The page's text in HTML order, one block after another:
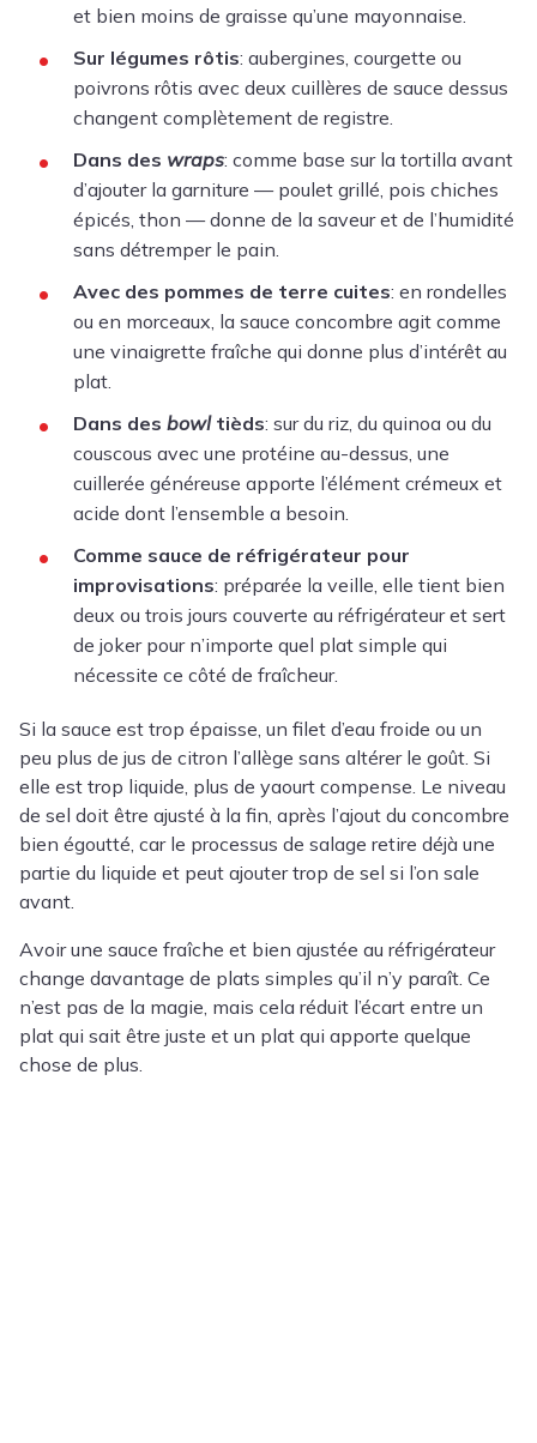
et bien moins de graisse qu’une mayonnaise.
Sur légumes rôtis: aubergines, courgette ou
poivrons rôtis avec deux cuillères de sauce dessus
changent complètement de registre.
Dans des wraps: comme base sur la tortilla avant
d’ajouter la garniture — poulet grillé, pois chiches
épicés, thon — donne de la saveur et de l’humidité
sans détremper le pain.
Avec des pommes de terre cuites: en rondelles
ou en morceaux, la sauce concombre agit comme
une vinaigrette fraîche qui donne plus d’intérêt au
plat.
Dans des bowltièds: sur du riz, du quinoa ou du
couscous avec une protéine au-dessus, une
cuillerée généreuse apporte l’élément crémeux et
acide dont l’ensemble a besoin.
Comme sauce de réfrigérateur pour
improvisations: préparée la veille, elle tient bien
deux ou trois jours couverte au réfrigérateur et sert
de joker pour n’importe quel plat simple qui
nécessite ce côté de fraîcheur.
Si la sauce est trop épaisse, un filet d’eau froide ou un
peu plus de jus de citron l’allège sans altérer le goût. Si
elle est trop liquide, plus de yaourt compense. Le niveau
de sel doit être ajusté à la fin, après l’ajout du concombre
bien égoutté, car le processus de salage retire déjà une
partie du liquide et peut ajouter trop de sel si l’on sale
avant.
Avoir une sauce fraîche et bien ajustée au réfrigérateur
change davantage de plats simples qu’il n’y paraît. Ce
n’est pas de la magie, mais cela réduit l’écart entre un
plat qui sait être juste et un plat qui apporte quelque
chose de plus.